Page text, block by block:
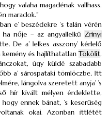
valaha magadénak vallhass.
maradok.”
e’ beszédekre ’s talán vérén
nője – az angyallelkű Zrínyi
De a’ lelkes asszony’ kérlelő
kemény és hajlíthatatlan Tökölit,
úgy küldé szabadabb
a’ sárospataki tömlöczbe. Itt
lángolva szeretett anyja’ ’s
hír kivált mélyen érdeklette,
ennek bánat, ’s keserűség
okai. Azonban ittlétét